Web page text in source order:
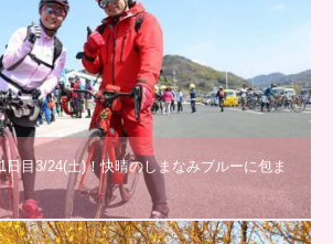
日目3/24(土)！快晴のしまなみブルーに包ま